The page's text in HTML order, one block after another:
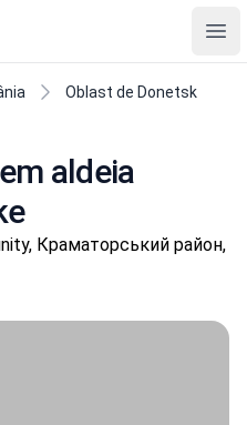
Oblast de Donetsk
aldeia
Краматорський район,